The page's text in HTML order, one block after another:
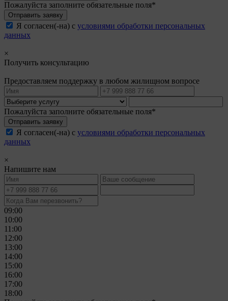
Пожалуйста заполните обязательные поля*
Отправить заявку
Я согласен(-на) с условиями обработки персональных
данных
×
Получить консультацию
Предоставляем поддержку в любом жилищном вопросе
Пожалуйста заполните обязательные поля*
Отправить заявку
Я согласен(-на) с условиями обработки персональных
данных
×
Напишите нам
09:00
10:00
11:00
12:00
13:00
14:00
15:00
16:00
17:00
18:00